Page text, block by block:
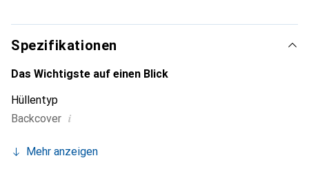
Produkte ist die Marke Noreve eine zuverlässige Wahl für
eine anspruchsvolle Klientel.
Spezifikationen
Das Wichtigste auf einen Blick
Hüllentyp
Backcover i
Mehr anzeigen